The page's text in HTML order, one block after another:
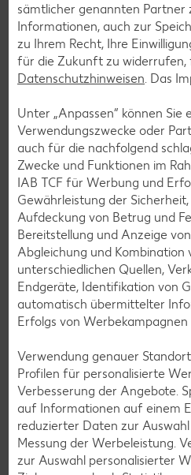
Rezepte
Laktosefreie Rezepte
Laktoseintoleranz muss dich
denn es geht auch ohne.
bringen Vielfalt auf den Tisch –
Genießer, für die Lunchbox oder
Rezepte
sämtlicher genannten Partner
Informationen, auch zur
zu Ihrem Recht, Ihre
für die Zukunft zu widerrufen,
Datenschutzhinweisen. Das
Unter „Anpassen“ können Sie
Verwendungszwecke oder
auch für die nachfolgend
Zwecke und Funktionen im
IAB TCF für Werbung und
Gewährleistung der
Aufdeckung von Betrug und
Bereitstellung und Anzeige
Abgleichung und Kombination
unterschiedlichen Quellen,
Endgeräte, Identifikation von
automatisch übermittelter
Erfolgs von Werbekampagnen
Verwendung genauer
Profilen für personalisierte
Verbesserung der Angebote.
auf Informationen auf einem
reduzierter Daten zur
Messung der Werbeleistung.
zur Auswahl personalisierter